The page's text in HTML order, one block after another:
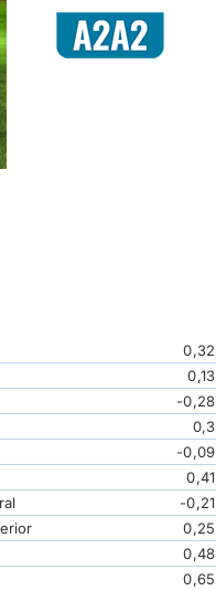
0,32
0,13
-0,28
0,3
-0,09
0,41
-0,21
0,25
0,48
0,65